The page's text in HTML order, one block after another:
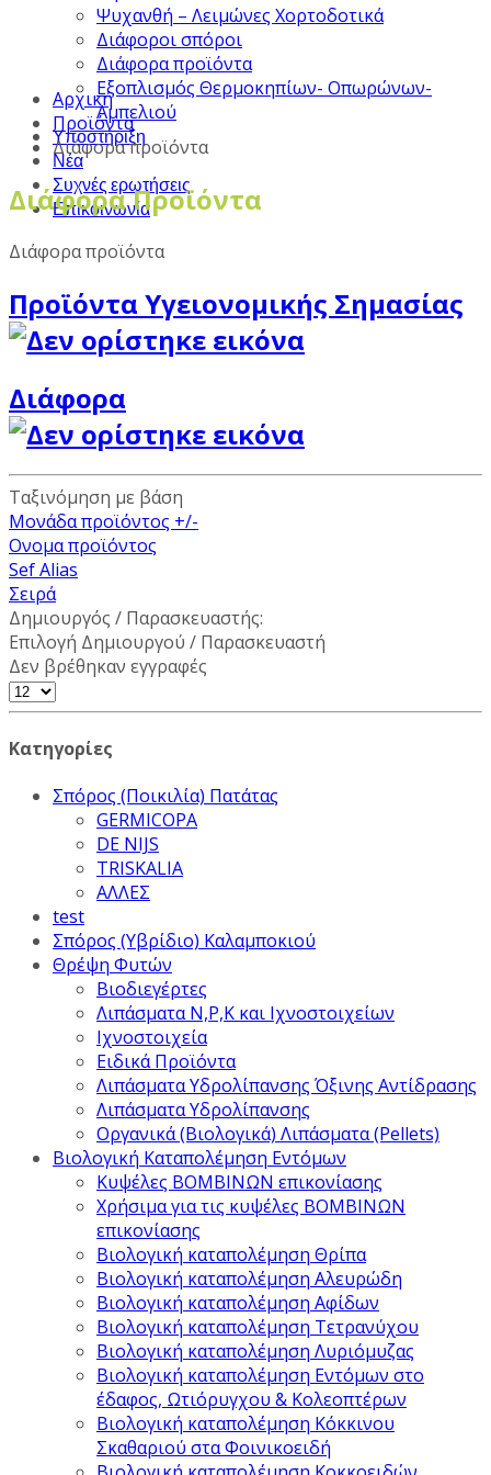
Ψυχανθή – Λειμώνες Χορτοδοτικά
Διάφοροι σπόροι
Διάφορα προϊόντα
Εξοπλισμός Θερμοκηπίων- Οπωρώνων-
Αμπελιού
Υποστήριξη
Νέα
Συχνές ερωτήσεις
Επικοινωνία
Αρχική
Προϊόντα
Διάφορα προϊόντα
Διάφορα Προϊόντα
Διάφορα προϊόντα
Προϊόντα Υγειονομικής Σημασίας
Διάφορα
Ταξινόμηση με βάση
Μονάδα προϊόντος +/-
Ονομα προϊόντος
Sef Alias
Σειρά
Δημιουργός / Παρασκευαστής:
Επιλογή Δημιουργού / Παρασκευαστή
Δεν βρέθηκαν εγγραφές
Κατηγορίες
Σπόρος (Ποικιλία) Πατάτας
GERMICOPA
DE NIJS
TRISKALIA
ΑΛΛΕΣ
test
Σπόρος (Υβρίδιο) Καλαμποκιού
Θρέψη Φυτών
Βιοδιεγέρτες
Λιπάσματα Ν,Ρ,Κ και Ιχνοστοιχείων
Ιχνοστοιχεία
Ειδικά Προϊόντα
Λιπάσματα Υδρολίπανσης Όξινης Αντίδρασης
Λιπάσματα Υδρολίπανσης
Οργανικά (Βιολογικά) Λιπάσματα (Pellets)
Βιολογική Καταπολέμηση Εντόμων
Κυψέλες ΒΟΜΒΙΝΩΝ επικονίασης
Χρήσιμα για τις κυψέλες ΒΟΜΒΙΝΩΝ
επικονίασης
Βιολογική καταπολέμηση Θρίπα
Βιολογική καταπολέμηση Αλευρώδη
Βιολογική καταπολέμηση Αφίδων
Βιολογική καταπολέμηση Τετρανύχου
Βιολογική καταπολέμηση Λυριόμυζας
Βιολογική καταπολέμηση Εντόμων στο
έδαφος, Ωτιόρυγχου & Κολεοπτέρων
Βιολογική καταπολέμηση Κόκκινου
Σκαθαριού στα Φοινικοειδή